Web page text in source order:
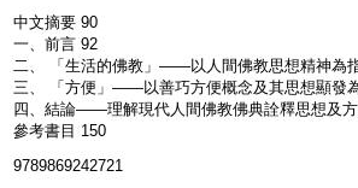
中文摘要 90
一、前言 92
二、 「生活的佛教」――以人間佛教思想精神為
三、 「方便」――以善巧方便概念及其思想顯發
四、結論――理解現代人間佛教佛典詮釋思想及
參考書目 150
9789869242721